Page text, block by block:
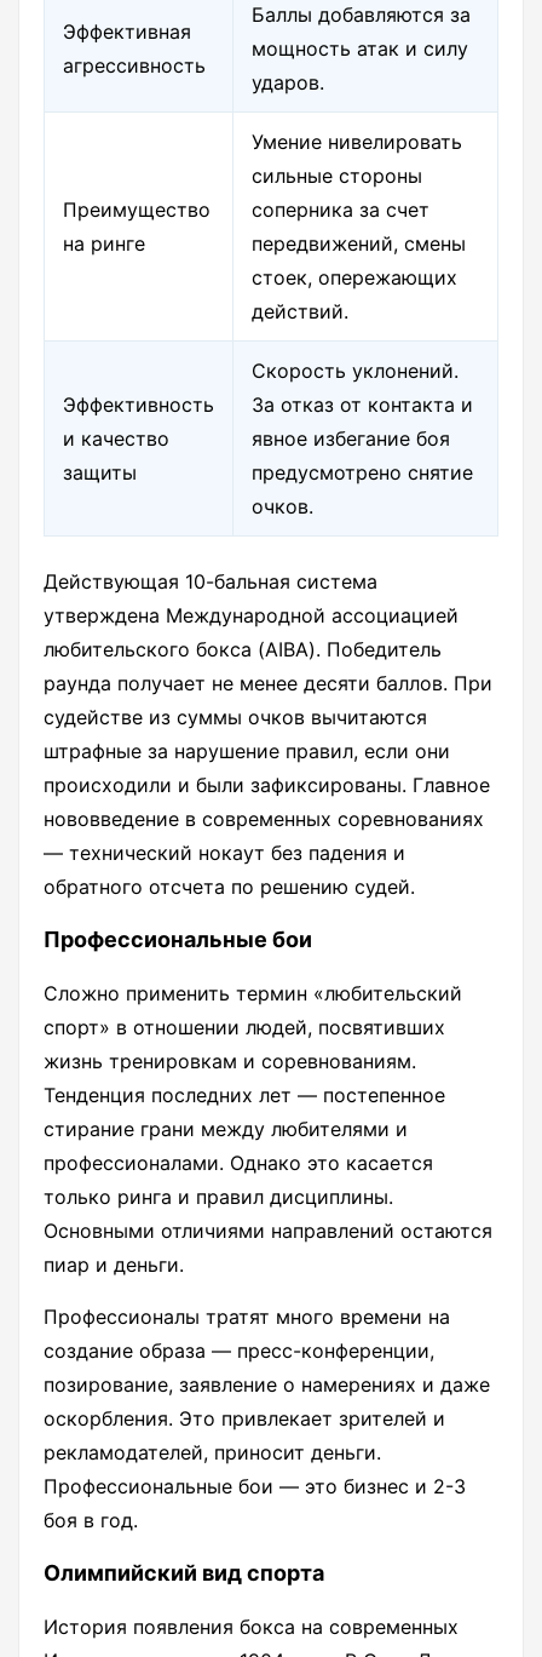
Эффективная
агрессивность
Баллы добавляются за
мощность атак и силу
ударов.
Преимущество
на ринге
Умение нивелировать
сильные стороны
соперника за счет
передвижений, смены
стоек, опережающих
действий.
Эффективность
и качество
защиты
Скорость уклонений.
За отказ от контакта и
явное избегание боя
предусмотрено снятие
очков.
Действующая 10-бальная система
утверждена Международной ассоциацией
любительского бокса (AIBA). Победитель
раунда получает не менее десяти баллов. При
судействе из суммы очков вычитаются
штрафные за нарушение правил, если они
происходили и были зафиксированы. Главное
нововведение в современных соревнованиях
— технический нокаут без падения и
обратного отсчета по решению судей.
Профессиональные бои
Сложно применить термин «любительский
спорт» в отношении людей, посвятивших
жизнь тренировкам и соревнованиям.
Тенденция последних лет — постепенное
стирание грани между любителями и
профессионалами. Однако это касается
только ринга и правил дисциплины.
Основными отличиями направлений остаются
пиар и деньги.
Профессионалы тратят много времени на
создание образа — пресс-конференции,
позирование, заявление о намерениях и даже
оскорбления. Это привлекает зрителей и
рекламодателей, приносит деньги.
Профессиональные бои — это бизнес и 2-3
боя в год.
Олимпийский вид спорта
История появления бокса на современных